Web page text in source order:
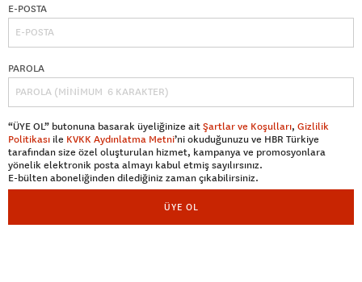
E-POSTA
PAROLA
“ÜYE OL” butonuna basarak üyeliğinize aitŞartlar ve Koşulları, Gizlilik
Politikası ile KVKK Aydınlatma Metni’ni okuduğunuzu ve HBR Türkiye
tarafından size özel oluşturulan hizmet, kampanya ve promosyonlara
yönelik elektronik posta almayı kabul etmiş sayılırsınız.
E-bülten aboneliğinden dilediğiniz zaman çıkabilirsiniz.
ÜYE OL